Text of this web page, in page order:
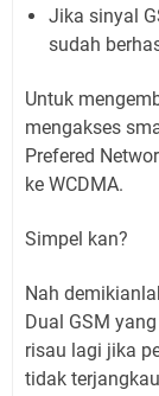
Jika sinyal
sudah
Untuk
mengakses
Prefered
ke WCDMA.
Simpel kan?
Nah
Dual GSM
risau lagi jika
tidak